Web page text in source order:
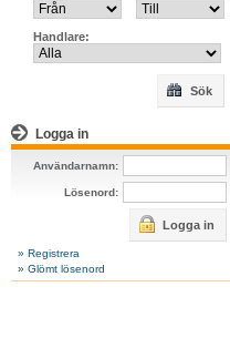
Handlare:
Sök
Logga in
Användarnamn:
Lösenord:
Logga in
» Registrera
» Glömt lösenord